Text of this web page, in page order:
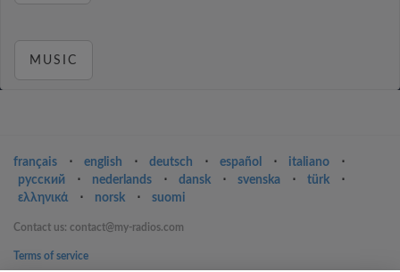
MUSIC
français ⋅ english ⋅ deutsch ⋅ español ⋅ italiano
⋅
русский
⋅ nederlands ⋅ dansk ⋅ svenska ⋅ türk
⋅
ελληνικά
⋅ norsk ⋅ suomi
Contact us: contact@my-radios.com
Terms of service